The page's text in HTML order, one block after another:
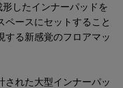
したインナーパッドを
ペースにセットすること
する新感覚のフロアマッ
れた大型インナーパッ